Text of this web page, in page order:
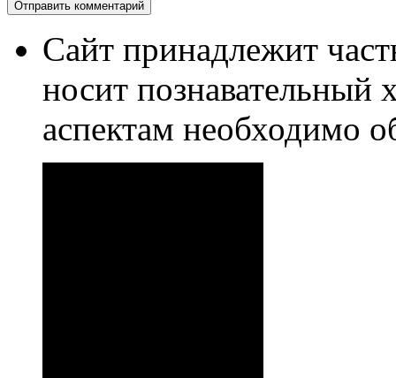
Сайт принадлежит
носит познавательный
аспектам необходимо